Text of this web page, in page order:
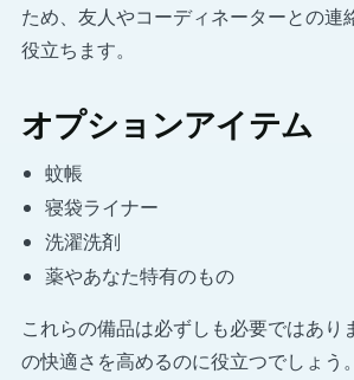
ため、友人やコーディネーターとの連
役立ちます。
オプションアイテム
蚊帳
寝袋ライナー
洗濯洗剤
薬やあなた特有のもの
これらの備品は必ずしも必要ではあり
の快適さを高めるのに役立つでしょう